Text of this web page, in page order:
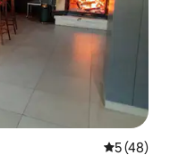
საშუალო
5 (48)